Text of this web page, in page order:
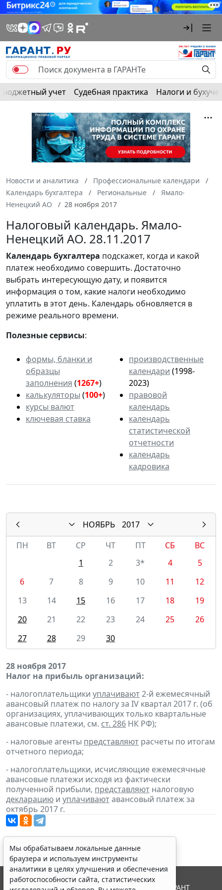
Бюджетный учет Судебная практика Налоги и
Новости и аналитика
Профессиональные календари
Календарь бухгалтера
Региональные
Ямало-
Ненецкий АО
28 ноября 2017
Налоговый календарь. Ямало-
Ненецкий АО. 28.11.2017
Календарьбухгалтера подскажет, когда и какой
платеж необходимо совершить. Достаточно
выбрать интересующую дату, и появится
информация о том, какие налоги необходимо
уплатить в этот день. Календарь обновляется в
режиме реального времени.
Полезные сервисы:
формы, бланки и
образцы
заполнения (1267+)
калькуляторы (100+)
курсы валют
ключевая ставка
производственные
календари (1998-
2023)
правовой
календарь
календарь
статистической
отчетности
календарь
кадровика
НОЯБРЬ
2017
ПН
ВТ СР ЧТ ПТ СБ
ВС
1
2 3* 4
5
6
7 8 9 10 11
12
13
14 15 16 17 18
19
20
21 22 23 24 25
26
27
28 29 30
28 ноября 2017
Налог на прибыль организаций:
- налогоплательщики уплачивают2-й ежемесячный
авансовый платеж по налогу за IV квартал 2017 г. (об
организациях, уплачивающих только квартальные
авансовые платежи, см. ст. 286 НК РФ);
- налоговые агенты представляют расчеты по итогам
отчетного периода;
- налогоплательщики, исчисляющие ежемесячные
авансовые платежи исходя из фактически
полученной прибыли, представляют налоговую
декларацию и уплачиваютавансовый платеж за
октябрь 2017 г.
Мы обрабатываем локальные данные
браузера и используем инструменты
аналитики в целях улучшения и обеспечения
работоспособности сайта, статистических
© ООО "НПП "ГАРАНТ-СЕРВИС", 2026. Система ГАРАНТ